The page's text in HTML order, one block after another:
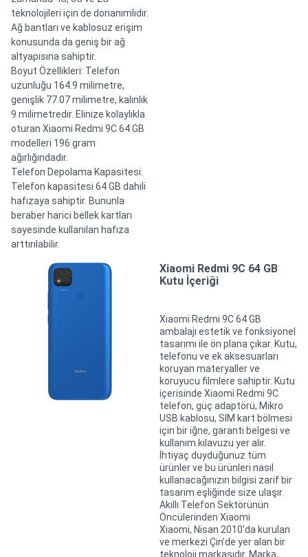
teknolojileri için de donanımlıdır.
Ağ bantları ve kablosuz erişim
konusunda da geniş bir ağ
altyapısına sahiptir.
Boyut Özellikleri: Telefon
uzunluğu 164.9 milimetre,
genişlik 77.07 milimetre, kalınlık
9 milimetredir. Elinize kolaylıkla
oturan Xiaomi Redmi 9C 64 GB
modelleri 196 gram
ağırlığındadır.
Telefon Depolama Kapasitesi:
Telefon kapasitesi 64 GB dahili
hafızaya sahiptir. Bununla
beraber harici bellek kartları
sayesinde kullanılan hafıza
arttırılabilir.
Xiaomi Redmi 9C 64 GB
Kutu İçeriği
Xiaomi Redmi 9C 64 GB
ambalajı estetik ve fonksiyonel
tasarımı ile ön plana çıkar. Kutu,
telefonu ve ek aksesuarları
koruyan materyaller ve
koruyucu filmlere sahiptir. Kutu
içerisinde Xiaomi Redmi 9C
telefon, güç adaptörü, Mikro
USB kablosu, SIM kart bölmesi
için bir iğne, garanti belgesi ve
kullanım kılavuzu yer alır.
İhtiyaç duyduğunuz tüm
ürünler ve bu ürünleri nasıl
kullanacağınızın bilgisi zarif bir
tasarım eşliğinde size ulaşır.
Akıllı Telefon Sektörünün
Öncülerinden Xiaomi
Xiaomi, Nisan 2010'da kurulan
ve merkezi Çin’de yer alan bir
teknoloji markasıdır. Marka,